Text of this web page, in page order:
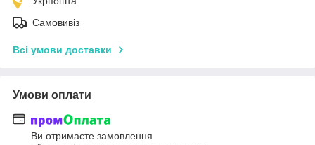
Самовивіз
Всі умови доставки
Умови оплати
Ви отримаєте замовлення